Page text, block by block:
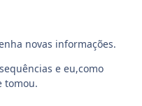
novas informações.
e eu,como
tomou.